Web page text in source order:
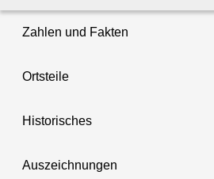
Zahlen und Fakten
Ortsteile
Historisches
Auszeichnungen